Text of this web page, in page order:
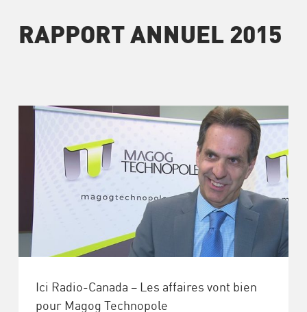
RAPPORT ANNUEL 2015
Ici Radio-Canada – Les affaires vont bien
pour Magog Technopole